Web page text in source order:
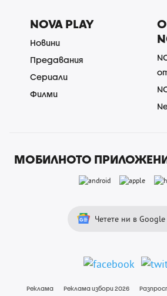
NOVA PLAY
Новини
Предавания
Сериали
Филми
МОБИЛНОТО
Четете ни в
Реклама Реклама избори 2026